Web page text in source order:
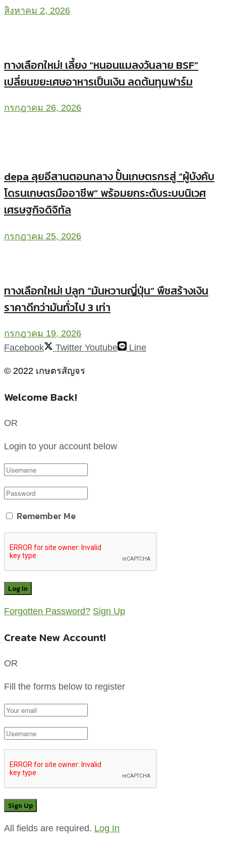
สิงหาคม 2, 2026
ทางเลือกใหม่! เลี้ยง “หนอนแมลงวันลาย BSF”
เปลี่ยนขยะเศษอาหารเป็นเงิน ลดต้นทุนฟาร์ม
กรกฎาคม 26, 2026
depa ลุยอีสานตอนกลาง ปั้นเกษตรกรสู่ “ผู้บังคับ
โดรนเกษตรมืออาชีพ” พร้อมยกระดับระบบนิเวศ
เศรษฐกิจดิจิทัล
กรกฎาคม 25, 2026
ทางเลือกใหม่! ปลูก “มันหวานญี่ปุ่น” พืชสร้างเงิน
ราคาดีกว่ามันทั่วไป 3 เท่า
กรกฎาคม 19, 2026
Facebook
Twitter Youtube Line
© 2022 เกษตรสัญจร
Welcome Back!
OR
Login to your account below
Remember Me
Forgotten Password? Sign Up
Create New Account!
OR
Fill the forms below to register
All fields are required. Log In